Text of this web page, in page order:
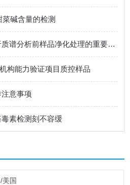
碱含量的检测
质谱净化柱是一种用于质谱分析前样品净化处理的重要耗材
构能力验证项目质控样品
意事项
素检测刻不容缓
美国